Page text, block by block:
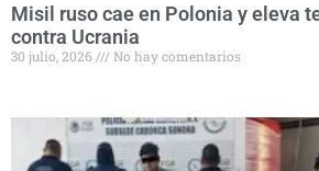
Misil ruso cae en Polonia y eleva
contra Ucrania
30 julio, 2026 No hay comentarios